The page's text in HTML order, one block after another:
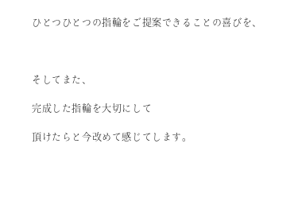
ひとつひとつの指輪をご提案できることの喜びを、
そしてまた、
完成した指輪を大切にして
頂けたらと今改めて感じてします。